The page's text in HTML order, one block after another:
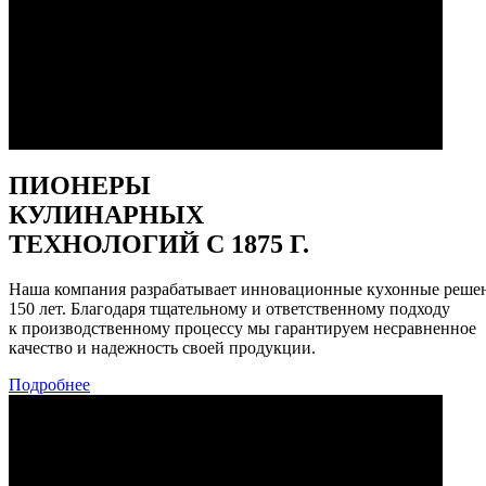
ПИОНЕРЫ
КУЛИНАРНЫХ
ТЕХНОЛОГИЙ С 1875 Г.
Наша компания разрабатывает инновационные кухонные
150 лет. Благодаря тщательному и ответственному подходу
к производственному процессу мы гарантируем несравненное
качество и надежность своей продукции.
Подробнее